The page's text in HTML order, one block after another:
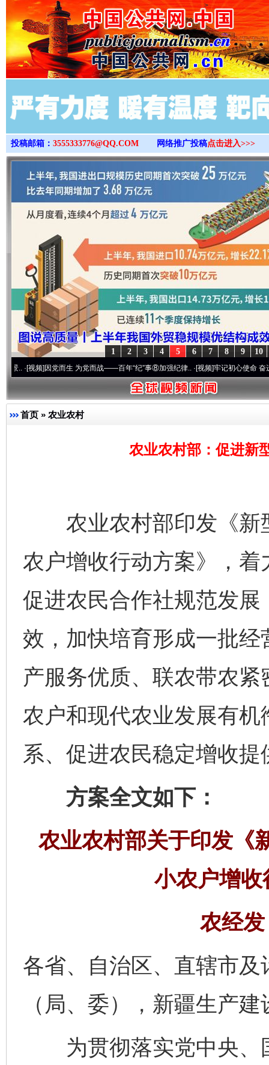
>
投稿邮箱： 3555333776@QQ.COM 网络推广投稿点击进入>>>
10
9
8
7
6
5
4
3
2
1
因党而生 为党而战——百年“纪”事⑧加强纪律..·[视频]牢记初心使命 奋进复兴征程
首页 » 农业农村
农业农村部：促进新
农业农村部印发《新
农户增收行动方案》，
促进农民合作社规范发
效，加快培育形成一批
产服务优质、联农带农
农户和现代农业发展有
系、促进农民稳定增收提
方案全文如下：
农业农村部关于印发《
小农户增
农经
各省、自治区、直辖市
（局、委），新疆生产
为贯彻落实党中央、